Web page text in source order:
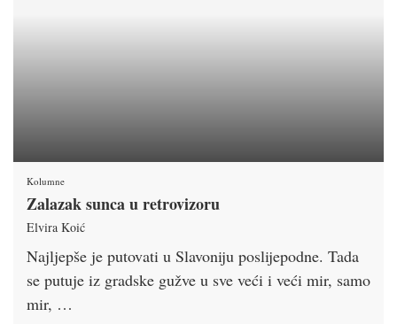
Kolumne
Zalazak sunca u retrovizoru
Elvira Koić
Najljepše je putovati u Slavoniju poslijepodne. Tada
se putuje iz gradske gužve u sve veći i veći mir, samo
mir, …